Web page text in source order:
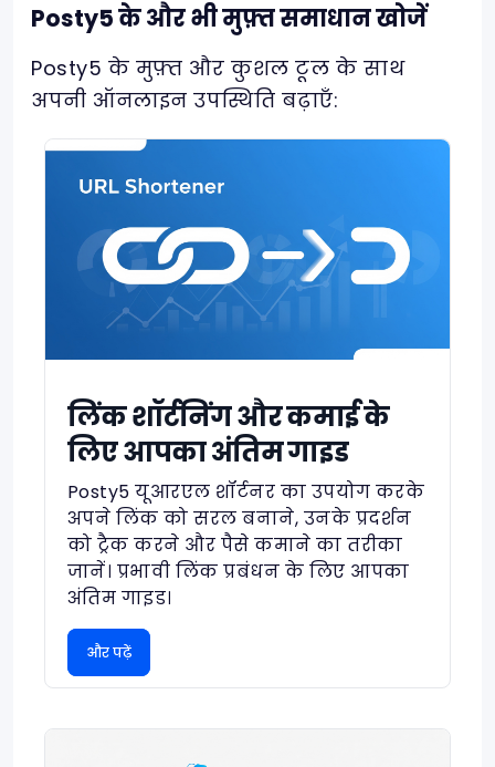
Posty5 के और भी मुफ़्त समाधान खोजें
Posty5 के मुफ़्त और कुशल टूल के साथ
अपनी ऑनलाइन उपस्थिति बढ़ाएँ:
लिंक शॉर्टनिंग और कमाई के
लिए आपका अंतिम गाइड
Posty5 यूआरएल शॉर्टनर का उपयोग करके
अपने लिंक को सरल बनाने, उनके प्रदर्शन
को ट्रैक करने और पैसे कमाने का तरीका
जानें। प्रभावी लिंक प्रबंधन के लिए आपका
अंतिम गाइड।
और पढ़ें